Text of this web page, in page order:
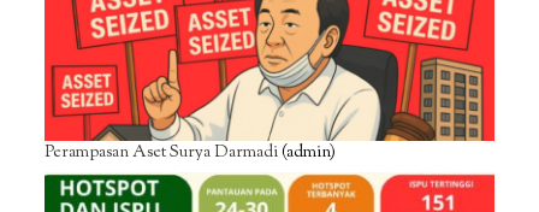
Perampasan Aset Surya Darmadi(admin)